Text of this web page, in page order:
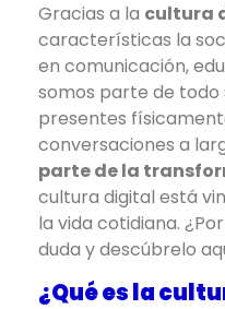
Gracias a la cultura
características la
en comunicación,
somos parte de todo
presentes
conversaciones a
parte de la
cultura digital está
la vida cotidiana.
duda y descúbrelo
¿Qué es la